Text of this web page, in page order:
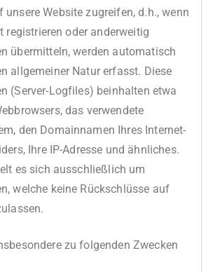
unsere Website zugreifen, d.h., wenn
registrieren oder anderweitig
übermitteln, werden automatisch
allgemeiner Natur erfasst. Diese
(Server-Logfiles) beinhalten etwa
das verwendete
den Domainnamen Ihres Internet-
Ihre IP-Adresse und ähnliches.
es sich ausschließlich um
welche keine Rückschlüsse auf
zu folgenden Zwecken